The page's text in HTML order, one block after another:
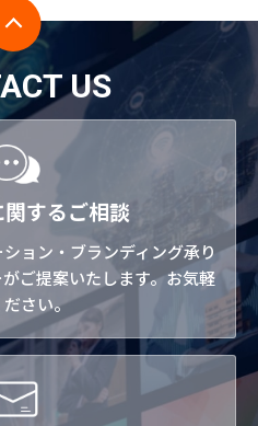
US
するご相談
ョン・ブランディング承り
ご提案いたします。お気軽
さい。